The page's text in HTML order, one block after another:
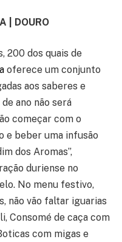
| DOURO
200 dos quais de
oferece um conjunto
aos saberes e
ano não será
começar com o
e beber uma infusão
dos Aromas”,
duriense no
No menu festivo,
não vão faltar iguarias
Consomé de caça com
com migas e